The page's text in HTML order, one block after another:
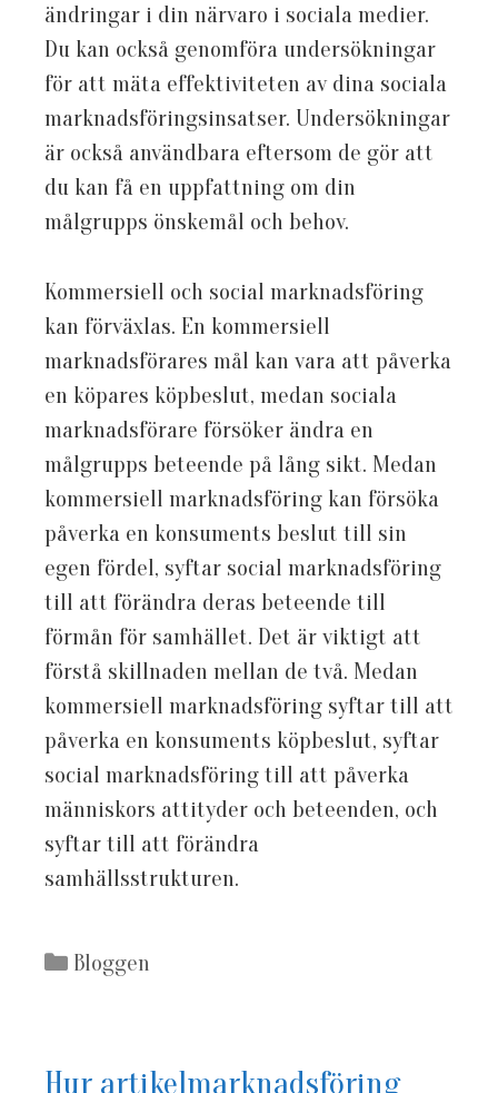
ändringar i din närvaro i sociala medier.
Du kan också genomföra undersökningar
för att mäta effektiviteten av dina sociala
marknadsföringsinsatser. Undersökningar
är också användbara eftersom de gör att
du kan få en uppfattning om din
målgrupps önskemål och behov.
Kommersiell och social marknadsföring
kan förväxlas. En kommersiell
marknadsförares mål kan vara att påverka
en köpares köpbeslut, medan sociala
marknadsförare försöker ändra en
målgrupps beteende på lång sikt. Medan
kommersiell marknadsföring kan försöka
påverka en konsuments beslut till sin
egen fördel, syftar social marknadsföring
till att förändra deras beteende till
förmån för samhället. Det är viktigt att
förstå skillnaden mellan de två. Medan
kommersiell marknadsföring syftar till att
påverka en konsuments köpbeslut, syftar
social marknadsföring till att påverka
människors attityder och beteenden, och
syftar till att förändra
samhällsstrukturen.
Kategorier
Bloggen
Hur artikelmarknadsföring